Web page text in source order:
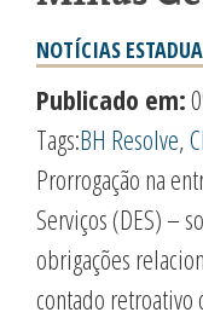
NOTÍCIAS
Publicado em:
Tags:BH Resolve,
Prorrogação na
Serviços (DES) –
obrigações
contado